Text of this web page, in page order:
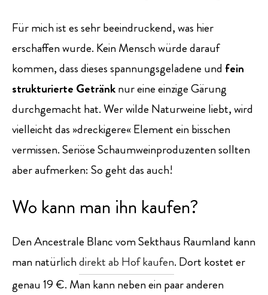
Für mich ist es sehr beeindruckend, was hier
erschaffen wurde. Kein Mensch würde darauf
kommen, dass dieses spannungsgeladene und fein
strukturierte Getränknur eine einzige Gärung
durchgemacht hat. Wer wilde Naturweine liebt, wird
vielleicht das »dreckigere« Element ein bisschen
vermissen. Seriöse Schaumweinproduzenten sollten
aber aufmerken: So geht das auch!
Wo kann man ihn kaufen?
Den Ancestrale Blanc vom Sekthaus Raumland kann
man natürlichdirekt ab Hof kaufen. Dort kostet er
genau 19 €. Man kann neben ein paar anderen